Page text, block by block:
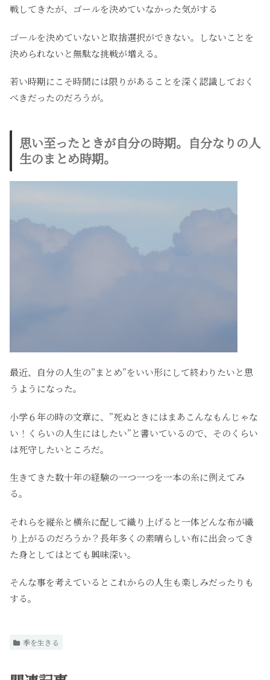
戦してきたが、ゴールを決めていなかった気がする
ゴールを決めていないと取捨選択ができない。しないことを
決められないと無駄な挑戦が増える。
若い時期にこそ時間には限りがあることを深く認識しておく
べきだったのだろうが。
思い至ったときが自分の時期。自分なりの人
生のまとめ時期。
最近、自分の人生の”まとめ”をいい形にして終わりたいと思
うようになった。
小学６年の時の文章に、”死ぬときにはまあこんなもんじゃな
い！くらいの人生にはしたい”と書いているので、そのくらい
は死守したいところだ。
生きてきた数十年の経験の一つ一つを一本の糸に例えてみ
る。
それらを縦糸と横糸に配して織り上げると一体どんな布が織
り上がるのだろうか？長年多くの素晴らしい布に出会ってき
た身としてはとても興味深い。
そんな事を考えているとこれからの人生も楽しみだったりも
する。
季を生きる